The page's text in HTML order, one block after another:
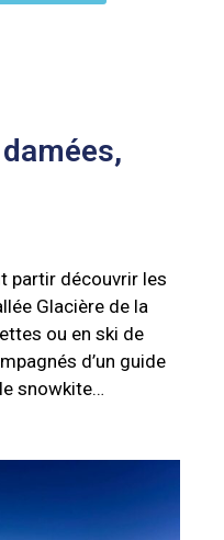
partir découvrir les
Glacière de la
ou en ski de
d’un guide
snowkite…